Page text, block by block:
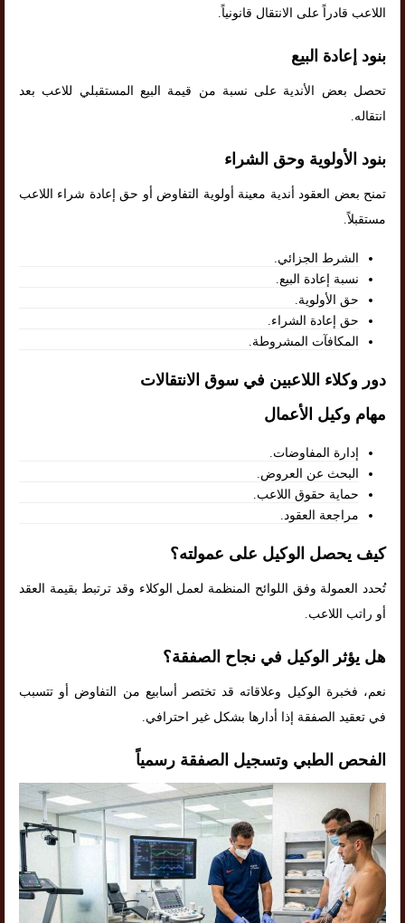
اللاعب قادراً على الانتقال قانونياً.
بنود إعادة البيع
تحصل بعض الأندية على نسبة من قيمة البيع المستقبلي للاعب بعد
انتقاله.
بنود الأولوية وحق الشراء
تمنح بعض العقود أندية معينة أولوية التفاوض أو حق إعادة شراء اللاعب
مستقبلاً.
الشرط الجزائي.
نسبة إعادة البيع.
حق الأولوية.
حق إعادة الشراء.
المكافآت المشروطة.
دور وكلاء اللاعبين في سوق الانتقالات
مهام وكيل الأعمال
إدارة المفاوضات.
البحث عن العروض.
حماية حقوق اللاعب.
مراجعة العقود.
كيف يحصل الوكيل على عمولته؟
تُحدد العمولة وفق اللوائح المنظمة لعمل الوكلاء وقد ترتبط بقيمة العقد
أو راتب اللاعب.
هل يؤثر الوكيل في نجاح الصفقة؟
نعم، فخبرة الوكيل وعلاقاته قد تختصر أسابيع من التفاوض أو تتسبب
في تعقيد الصفقة إذا أدارها بشكل غير احترافي.
الفحص الطبي وتسجيل الصفقة رسمياً